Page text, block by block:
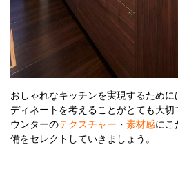
おしゃれなキッチンを実現するため
ディネートを考えることがとても大
ウンターのテクスチャー ・ 素材感にこ
備をセレクトしていきましょう。